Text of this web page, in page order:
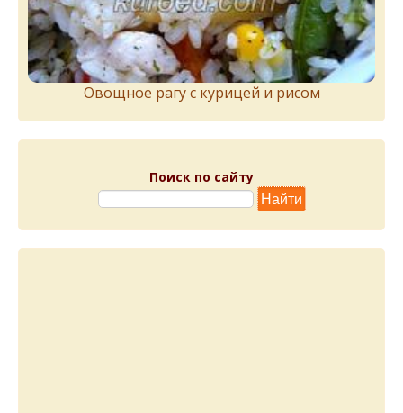
Овощное рагу с курицей и рисом
Поиск по сайту